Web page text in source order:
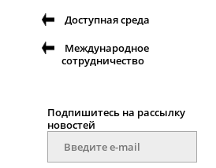
Доступная среда
Международное
сотрудничество
Подпишитесь на рассылку
новостей